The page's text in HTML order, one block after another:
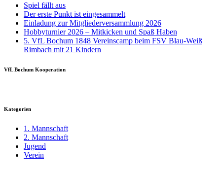
Spiel fällt aus
Der erste Punkt ist eingesammelt
Einladung zur Mitgliederversammlung 2026
Hobbyturnier 2026 – Mitkicken und Spaß Haben
5. VfL Bochum 1848 Vereinscamp beim FSV Blau-Weiß
Rimbach mit 21 Kindern
VfL Bochum Kooperation
Kategorien
1. Mannschaft
2. Mannschaft
Jugend
Verein